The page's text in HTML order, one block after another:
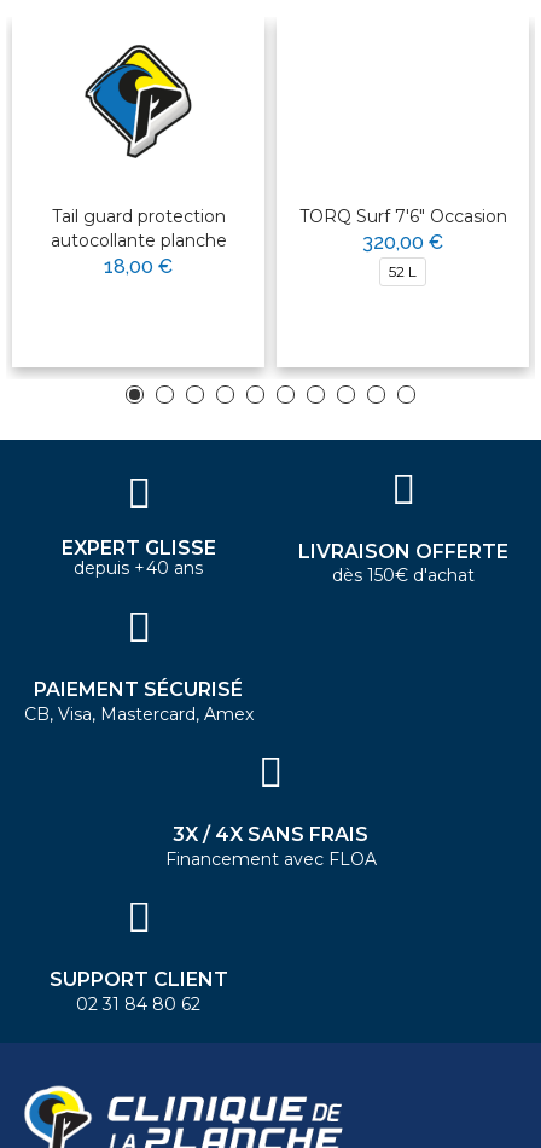
Tail guard protection
autocollante planche
18,00 €
TORQ Surf 7'6" Occasion
320,00 €
52 L
EXPERT GLISSE
depuis +40 ans
LIVRAISON OFFERTE
dès 150€ d'achat
PAIEMENT SÉCURISÉ
CB, Visa, Mastercard, Amex
3X / 4X SANS FRAIS
Financement avec FLOA
SUPPORT CLIENT
02 31 84 80 62